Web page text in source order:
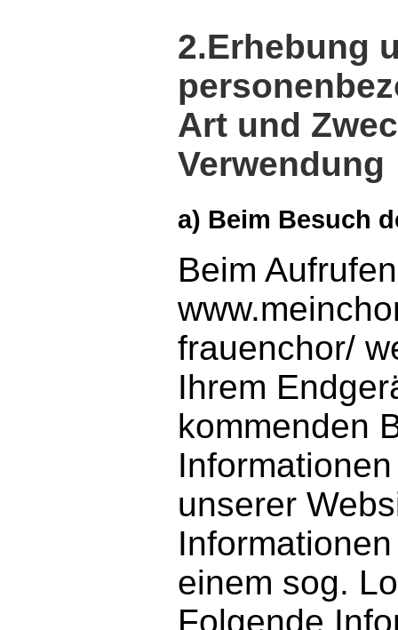
2.Erhebung
Art und
Verwendung
a) Beim Besuch
Beim
frauenchor/
Ihrem
kommenden
unserer
einem sog.
Folgende